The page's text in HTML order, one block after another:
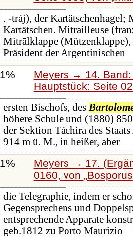
. -tráj), der Kartätschenhagel;
Kartätschen. Mitrailleuse
Mitrālklappe
Präsident der Argentinischen
1%
Meyers → 14.
Hauptstück: Seite
ersten Bischofs, des
höhere Schule und (1880)
der Sektion Táchira des
914 m ü. M., in heißer, aber
1%
Meyers → 17.
0160, von Bosporus
die Telegraphie, indem er
Gegensprechens und
entsprechende Apparate
geb.1812 zu Porto Maurizio